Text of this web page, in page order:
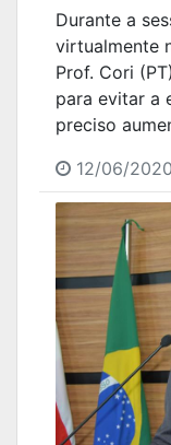
Durante a
virtualmente
Prof. Cori
para evitar a
preciso
12/06/